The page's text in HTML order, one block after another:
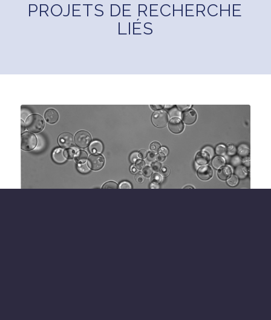
PROJETS DE RECHERCHE
LIÉS